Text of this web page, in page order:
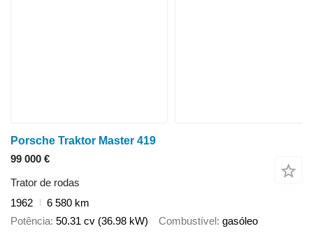
Porsche Traktor Master 419
99 000 €
Trator de rodas
1962
6 580 km
Potência 50.31 cv (36.98 kW) Combustível gasóleo